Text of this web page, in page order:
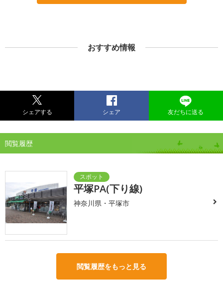
おすすめ情報
シェアする シェア 友だちに送る
閲覧履歴
平塚PA(下り線)
神奈川県・平塚市
閲覧履歴をもっと見る